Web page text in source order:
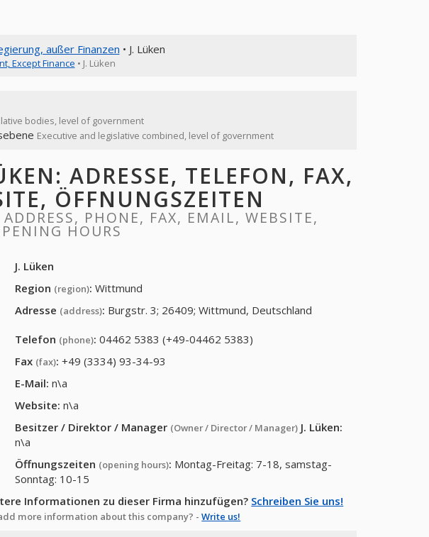
außer Finanzen • J. Lüken
Except Finance • J. Lüken
bodies, level of government
Executive and legislative combined, level of government
ADRESSE, TELEFON, FAX,
ÖFFNUNGSZEITEN
PHONE, FAX, EMAIL, WEBSITE,
HOURS
J. Lüken
Region (region): Wittmund
Adresse (address): Burgstr. 3; 26409; Wittmund, Deutschland
Telefon (phone): 04462 5383 (+49-04462 5383)
Fax (fax): +49 (3334) 93-34-93
E-Mail: n\a
Website: n\a
Besitzer / Direktor / Manager (Owner / Director / Manager) J. Lüken:
n\a
Öffnungszeiten (opening hours): Montag-Freitag: 7-18, samstag-
Sonntag: 10-15
Informationen zu dieser Firma hinzufügen? Schreiben Sie uns!
more information about this company? -Write us!